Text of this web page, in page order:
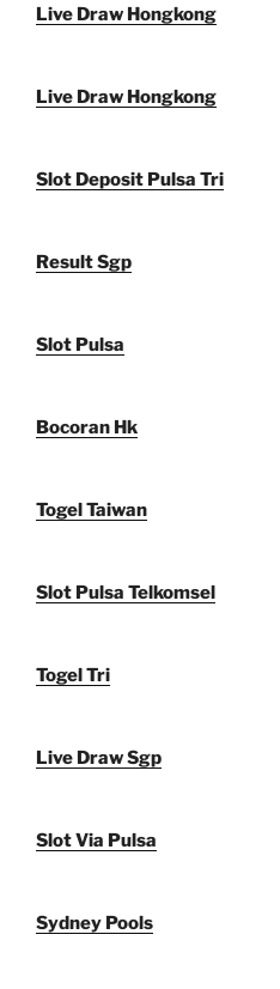
Live Draw Hongkong
Live Draw Hongkong
Slot Deposit Pulsa Tri
Result Sgp
Slot Pulsa
Bocoran Hk
Togel Taiwan
Slot Pulsa Telkomsel
Togel Tri
Live Draw Sgp
Slot Via Pulsa
Sydney Pools